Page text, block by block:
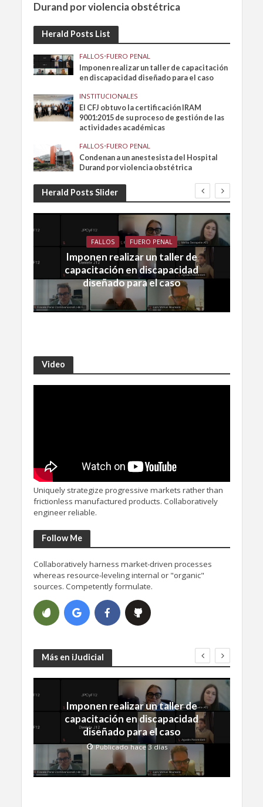
Durand por violencia obstétrica
Herald Posts List
FALLOS•FUERO PENAL
Imponen realizar un taller de capacitación
en discapacidad diseñado para el caso
INSTITUCIONALES
El CFJ obtuvo la certificación IRAM
9001:2015 de su proceso de gestión de las
actividades académicas
FALLOS•FUERO PENAL
Condenan a un anestesista del Hospital
Durand por violencia obstétrica
Herald Posts Slider
FALLOS FUERO PENAL
Imponen realizar un taller de
capacitación en discapacidad
diseñado para el caso
Video
Uniquely strategize progressive markets rather than
frictionless manufactured products. Collaboratively
engineer reliable.
Follow Me
Collaboratively harness market-driven processes
whereas resource-leveling internal or "organic"
sources. Competently formulate.
Más en iJudicial
Imponen realizar un taller de
capacitación en discapacidad
diseñado para el caso
Publicado hace 3 días